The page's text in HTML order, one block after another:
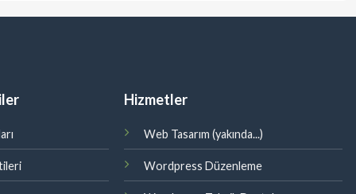
Hizmetler
Web Tasarım (yakında...)
Wordpress Düzenleme